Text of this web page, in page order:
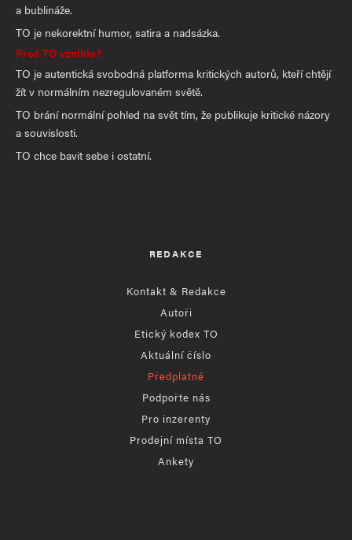
a bublináže.
TO je nekorektní humor, satira a nadsázka.
Proč TO vzniklo?
TO je autentická svobodná platforma kritických autorů, kteří chtějí
žít v normálním nezregulovaném světě.
TO brání normální pohled na svět tím, že publikuje kritické názory
a souvislosti.
TO chce bavit sebe i ostatní.
REDAKCE
Kontakt & Redakce
Autoři
Etický kodex TO
Aktuální číslo
Předplatné
Podpořte nás
Pro inzerenty
Prodejní místa TO
Ankety